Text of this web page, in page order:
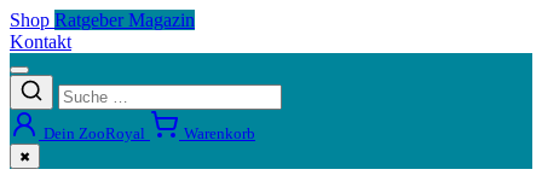
Shop Ratgeber Magazin
Kontakt
Dein ZooRoyal Warenkorb
✖